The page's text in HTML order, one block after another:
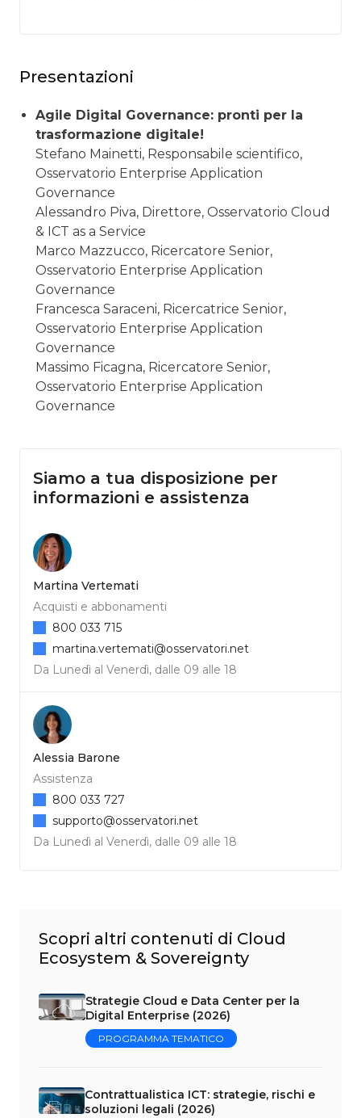
Presentazioni
Agile Digital Governance: pronti per la
trasformazione digitale!
Stefano Mainetti, Responsabile scientifico,
Osservatorio Enterprise Application
Governance
Alessandro Piva, Direttore, Osservatorio Cloud
& ICT as a Service
Marco Mazzucco, Ricercatore Senior,
Osservatorio Enterprise Application
Governance
Francesca Saraceni, Ricercatrice Senior,
Osservatorio Enterprise Application
Governance
Massimo Ficagna, Ricercatore Senior,
Osservatorio Enterprise Application
Governance
Siamo a tua disposizione per
informazioni e assistenza
Martina Vertemati
Acquisti e abbonamenti
Da Lunedì al Venerdì, dalle 09 alle 18
800 033 715
martina.vertemati@osservatori.net
Alessia Barone
Assistenza
Da Lunedì al Venerdì, dalle 09 alle 18
800 033 727
supporto@osservatori.net
Scopri altri contenuti di Cloud
Ecosystem & Sovereignty
Strategie Cloud e Data Center per la
Digital Enterprise (2026)
PROGRAMMA TEMATICO
Contrattualistica ICT: strategie, rischi e
soluzioni legali (2026)